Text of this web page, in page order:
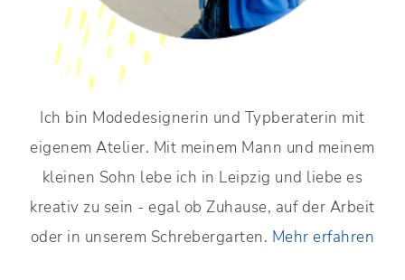
Ich bin Modedesignerin und Typberaterin mit
eigenem Atelier. Mit meinem Mann und meinem
kleinen Sohn lebe ich in Leipzig und liebe es
kreativ zu sein - egal ob Zuhause, auf der Arbeit
oder in unserem Schrebergarten. Mehr erfahren